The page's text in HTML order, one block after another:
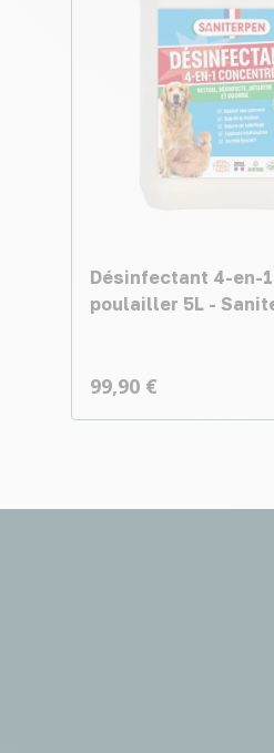
Désinfectant 4-en-
poulailler 5L -
99,90 €